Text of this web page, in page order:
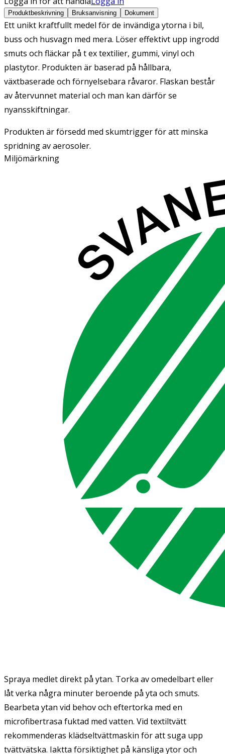
Produktbeskrivning Bruksanvisning Dokument
Ett unikt kraftfullt medel för de invändiga ytorna i bil,
buss och husvagn med mera. Löser effektivt upp ingrodd
smuts och fläckar på t ex textilier, gummi, vinyl och
plastytor. Produkten är baserad på hållbara,
växtbaserade och förnyelsebara råvaror. Flaskan består
av återvunnet material och man kan därför se
nyansskiftningar.
Produkten är försedd med skumtrigger för att minska
spridning av aerosoler.
Miljömärkning
Spraya medlet direkt på ytan. Torka av omedelbart eller
låt verka några minuter beroende på yta och smuts.
Bearbeta ytan vid behov och eftertorka med en
microfibertrasa fuktad med vatten. Vid textiltvätt
rekommenderas klädseltvättmaskin för att suga upp
tvättvätska. Iaktta försiktighet på känsliga ytor och